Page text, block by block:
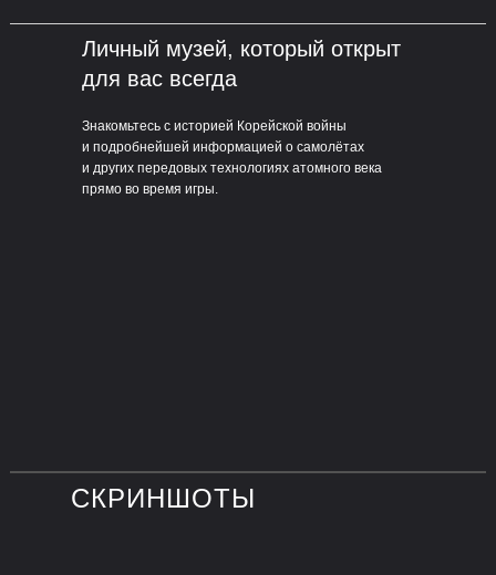
Знакомьтесь с историей Корейской войны
и подробнейшей информацией о самолётах
и других передовых технологиях атомного века
прямо во время игры.
Личный музей, который открыт
для вас всегда
СКРИНШОТЫ